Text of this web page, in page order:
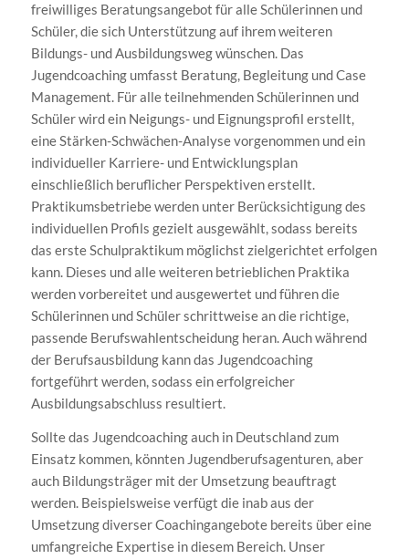
freiwilliges Beratungsangebot für alle Schülerinnen und
Schüler, die sich Unterstützung auf ihrem weiteren
Bildungs- und Ausbildungsweg wünschen. Das
Jugendcoaching umfasst Beratung, Begleitung und Case
Management. Für alle teilnehmenden Schülerinnen und
Schüler wird ein Neigungs- und Eignungsprofil erstellt,
eine Stärken-Schwächen-Analyse vorgenommen und ein
individueller Karriere- und Entwicklungsplan
einschließlich beruflicher Perspektiven erstellt.
Praktikumsbetriebe werden unter Berücksichtigung des
individuellen Profils gezielt ausgewählt, sodass bereits
das erste Schulpraktikum möglichst zielgerichtet erfolgen
kann. Dieses und alle weiteren betrieblichen Praktika
werden vorbereitet und ausgewertet und führen die
Schülerinnen und Schüler schrittweise an die richtige,
passende Berufswahlentscheidung heran. Auch während
der Berufsausbildung kann das Jugendcoaching
fortgeführt werden, sodass ein erfolgreicher
Ausbildungsabschluss resultiert.
Sollte das Jugendcoaching auch in Deutschland zum
Einsatz kommen, könnten Jugendberufsagenturen, aber
auch Bildungsträger mit der Umsetzung beauftragt
werden. Beispielsweise verfügt die inab aus der
Umsetzung diverser Coachingangebote bereits über eine
umfangreiche Expertise in diesem Bereich. Unser